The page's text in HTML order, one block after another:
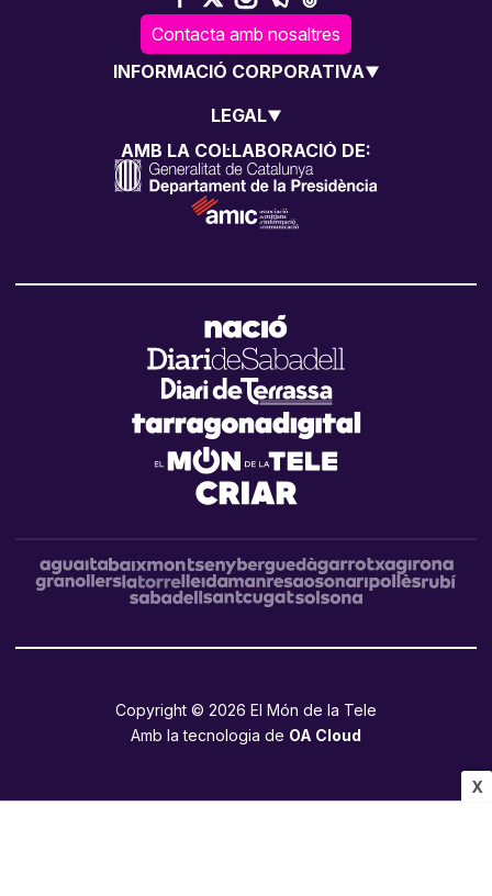
X
Contacta amb nosaltres
INFORMACIÓ CORPORATIVA
LEGAL
AMB LA COL·LABORACIÓ DE:
Copyright © 2026 El Món de la Tele
Amb la tecnologia de OA Cloud